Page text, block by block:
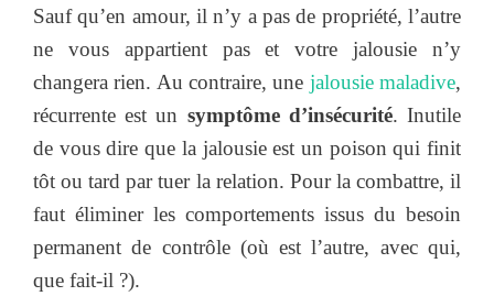
Sauf qu’en amour, il n’y a pas de propriété, l’autre
ne vous appartient pas et votre jalousie n’y
changera rien. Au contraire, une jalousie maladive,
récurrente est un symptôme d’insécurité. Inutile
de vous dire que la jalousie est un poison qui finit
tôt ou tard par tuer la relation. Pour la combattre, il
faut éliminer les comportements issus du besoin
permanent de contrôle (où est l’autre, avec qui,
que fait-il ?).